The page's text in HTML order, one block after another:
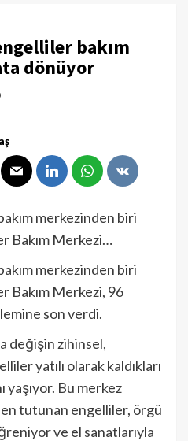
bakım
dönüyor
merkezinden biri
Bakım Merkezi…
merkezinden biri
Bakım Merkezi, 96
son verdi.
değişin zihinsel,
yatılı olarak kaldıkları
yaşıyor. Bu merkez
tutunan engelliler, örgü
ve el sanatlarıyla